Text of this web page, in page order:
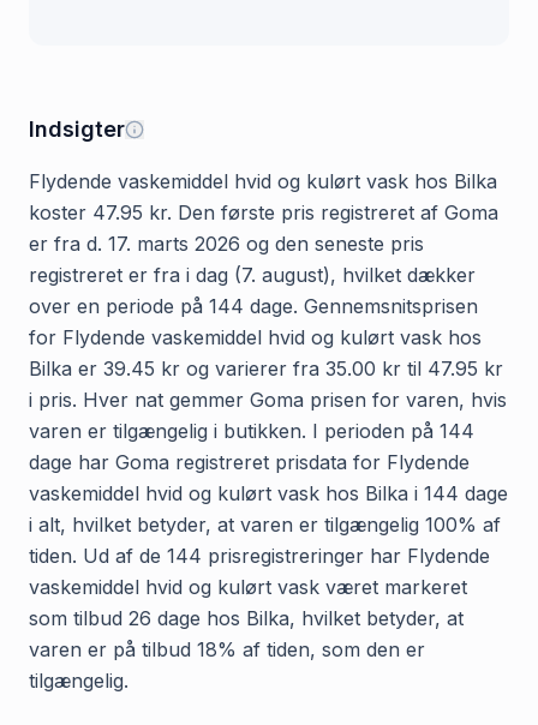
Indsigter
Flydende vaskemiddel hvid og kulørt vask hos Bilka
koster 47.95 kr. Den første pris registreret af Goma
er fra d. 17. marts 2026 og den seneste pris
registreret er fra i dag (7. august), hvilket dækker
over en periode på 144 dage. Gennemsnitsprisen
for Flydende vaskemiddel hvid og kulørt vask hos
Bilka er 39.45 kr og varierer fra 35.00 kr til 47.95 kr
i pris. Hver nat gemmer Goma prisen for varen, hvis
varen er tilgængelig i butikken. I perioden på 144
dage har Goma registreret prisdata for Flydende
vaskemiddel hvid og kulørt vask hos Bilka i 144 dage
i alt, hvilket betyder, at varen er tilgængelig 100% af
tiden. Ud af de 144 prisregistreringer har Flydende
vaskemiddel hvid og kulørt vask været markeret
som tilbud 26 dage hos Bilka, hvilket betyder, at
varen er på tilbud 18% af tiden, som den er
tilgængelig.